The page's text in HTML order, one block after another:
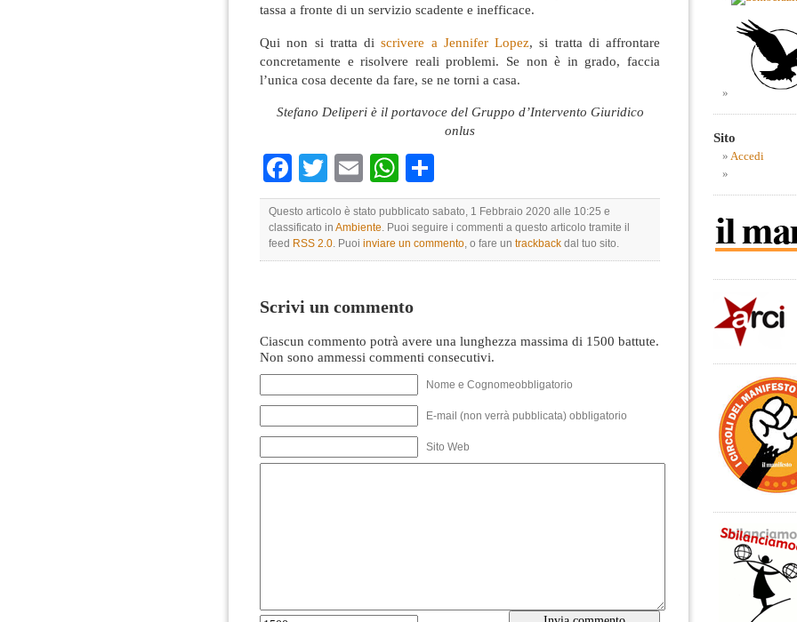
tassa a fronte di un servizio scadente e inefficace.
Qui non si tratta discrivere a Jennifer Lopez, si tratta di affrontare
concretamente e risolvere reali problemi. Se non è in grado, faccia
l’unica cosa decente da fare, se ne torni a casa.
Stefano Deliperi è il portavoce del Gruppo d’Intervento Giuridico
onlus
Facebook
TwitterEmailWhatsApp
Questo articolo è stato pubblicato sabato, 1 Febbraio 2020 alle 10:25 e
classificato in Ambiente. Puoi seguire i commenti a questo articolo tramite il
feed RSS 2.0. Puoi inviare un commento, o fare un trackback dal tuo sito.
Scrivi un commento
Ciascun commento potrà avere una lunghezza massima di 1500 battute.
Non sono ammessi commenti consecutivi.
Nome e Cognomeobbligatorio
E-mail (non verrà pubblicata) obbligatorio
Sito Web
Sito
Accedi